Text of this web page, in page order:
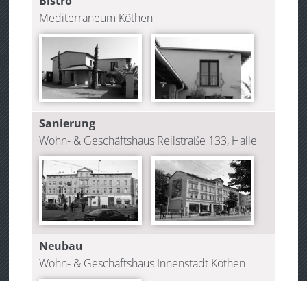
Mediterraneum Köthen
Sanierung
Wohn- & Geschäftshaus Reilstraße 133, Halle
Neubau
Wohn- & Geschäftshaus Innenstadt Köthen